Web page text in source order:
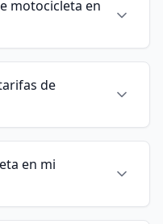
motocicleta en
de
en mi